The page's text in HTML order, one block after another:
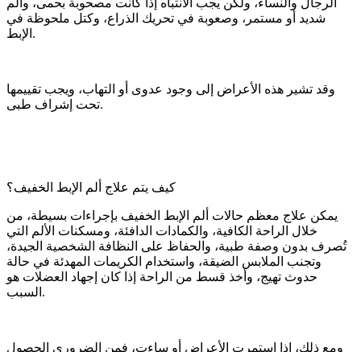
الرجال والنساء، ولكن يجب الانتباه إذا كانت مصحوبة بحمى، وألم
شديد أو مستمر، وصعوبة في تحريك الذراع، وكتل ملحوظة في
الإبط.
وقد تشير هذه الأعراض إلى وجود عدوى أو التهاب، ويجب تقييمها
تحت إشراف طبى.
كيف يتم علاج ألم الإبط الخفيف؟
يمكن علاج معظم حالات ألم الإبط الخفيف بإجراءات بسيطة، من
خلال الراحة الكافية، والكمادات الدافئة، ومسكنات الألم التي
تُصرف بدون وصفة طبية، والحفاظ على النظافة الشخصية الجيدة،
وتجنب الملابس الضيقة، واستخدام الكريمات المهدئة في حالة
حدوث تهيج، وأخذ قسط من الراحة إذا كان إجهاد العضلات هو
السبب.
ومع ذلك، إذا استمرت الأعراض أو ساءت، فمن الضروري الحصول